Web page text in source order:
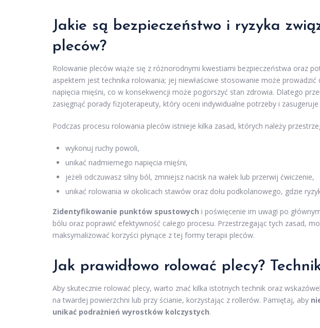
Jakie są bezpieczeństwo i ryzyka
pleców?
Rolowanie pleców wiąże się z różnorodnymi kwestiami bezpieczeństwa oraz
aspektem jest technika rolowania; jej niewłaściwe stosowanie może prowadzić
napięcia mięśni, co w konsekwencji może pogorszyć stan zdrowia. Dlatego
zasięgnąć porady fizjoterapeuty, który oceni indywidualne potrzeby i
Podczas procesu rolowania pleców istnieje kilka zasad, których należy
wykonuj ruchy powoli,
unikać nadmiernego napięcia mięśni,
jeżeli odczuwasz silny ból, zmniejsz nacisk na wałek lub przerwij ćwiczenie,
unikać rolowania w okolicach stawów oraz dołu podkolanowego, gdzie
Zidentyfikowanie punktów spustowych i poświęcenie im uwagi po
bólu oraz poprawić efektywność całego procesu. Przestrzegając tych zasad,
maksymalizować korzyści płynące z tej formy terapii pleców.
Jak prawidłowo rolować plecy?
Aby skutecznie rolować plecy, warto znać kilka istotnych technik oraz
na twardej powierzchni lub przy ścianie, korzystając z rollerów. Pamiętaj, aby
unikać podrażnień wyrostków kolczystych.